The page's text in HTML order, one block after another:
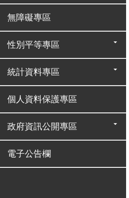
無障礙專區
性別平等專區
統計資料專區
個人資料保護專區
政府資訊公開專區
電子公告欄